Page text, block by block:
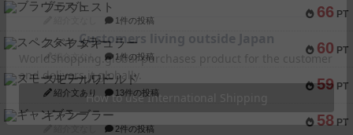
66 PT
ブラヴェスト
1件の投稿
60 PT
スペクタキュラー
紹介文なし 1件の投稿
59 PT
スモールワールド
紹介文あり 13件の投稿
58 PT
ギャンブラー
2件の投稿